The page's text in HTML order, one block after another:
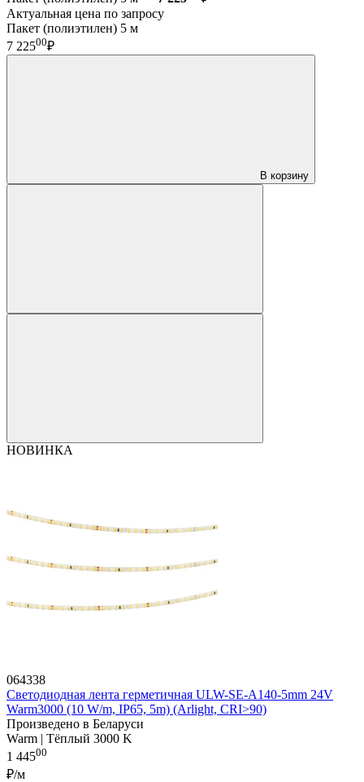
Актуальная цена по запросу
Пакет (полиэтилен) 5 м
7 22500₽
В корзину
НОВИНКА
064338
Светодиодная лента герметичная ULW-SE-A140-5mm 24V
Warm3000 (10 W/m, IP65, 5m) (Arlight, CRI>90)
Произведено в Беларуси
Warm | Тёплый 3000 K
1 44500
₽/м